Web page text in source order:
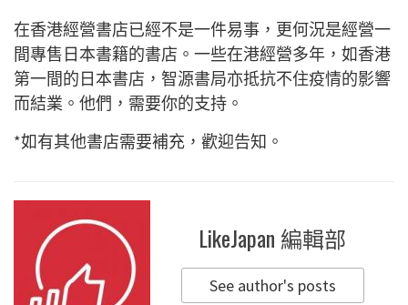
在香港經營書店已經不是一件易事，更何況是經營一
間專售日本書籍的書店。一些在港經營多年，如香港
第一間的日本書店，智源書局亦抵抗不住疫情的影響
而結業。他們，需要你的支持。
*如有其他書店需要補充，歡迎告知。
LikeJapan 編輯部
See author's posts